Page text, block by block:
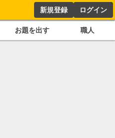
新規登録 ログイン
お題を出す 職人